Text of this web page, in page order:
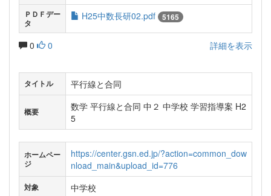
ＰＤＦデー
タ
H25中数長研02.pdf 5165
0 0 詳細を表示
タイトル 平行線と合同
概要
数学 平行線と合同 中２ 中学校 学習指導案 H2
5
ホームペー
ジ
https://center.gsn.ed.jp/?action=common_dow
nload_main&upload_id=776
対象 中学校